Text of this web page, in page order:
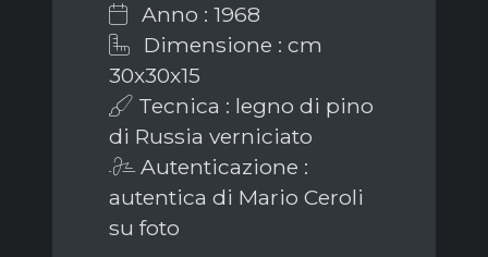
Anno : 1968
Dimensione : cm
30x30x15
Tecnica : legno di pino
di Russia verniciato
Autenticazione :
autentica di Mario Ceroli
su foto